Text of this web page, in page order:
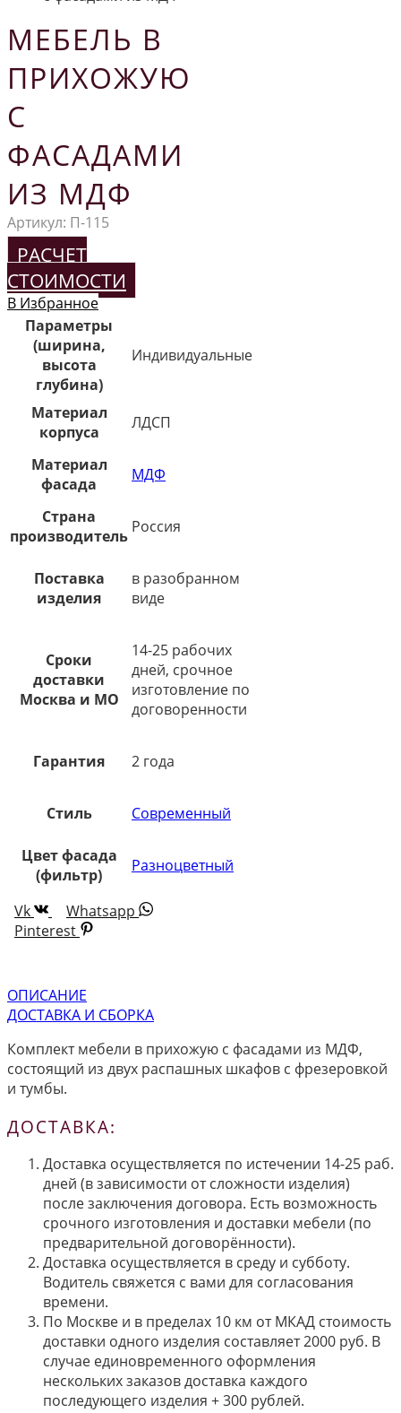
МЕБЕЛЬ В
ПРИХОЖУЮ
С
ФАСАДАМИ
ИЗ МДФ
Артикул: П-115
РАСЧЕТ
СТОИМОСТИ
В Избранное
Параметры
(ширина,
высота
глубина)
Индивидуальные
Материал
корпуса
ЛДСП
Материал
фасада
МДФ
Страна
производитель Россия
Поставка
изделия
в разобранном
виде
Сроки
доставки
Москва и МО
14-25 рабочих
дней, срочное
изготовление по
договоренности
Гарантия 2 года
Стиль Современный
Цвет фасада
(фильтр)
Разноцветный
Vk
Whatsapp
Pinterest
ОПИСАНИЕ
ДОСТАВКА И СБОРКА
Комплект мебели в прихожую с фасадами из МДФ,
состоящий из двух распашных шкафов с фрезеровкой
и тумбы.
ДОСТАВКА:
Доставка осуществляется по истечении 14-25 раб.
дней (в зависимости от сложности изделия)
после заключения договора. Есть возможность
срочного изготовления и доставки мебели (по
предварительной договорённости).
Доставка осуществляется в среду и субботу.
Водитель свяжется с вами для согласования
времени.
По Москве и в пределах 10 км от МКАД стоимость
доставки одного изделия составляет 2000 руб. В
случае единовременного оформления
нескольких заказов доставка каждого
последующего изделия + 300 рублей.